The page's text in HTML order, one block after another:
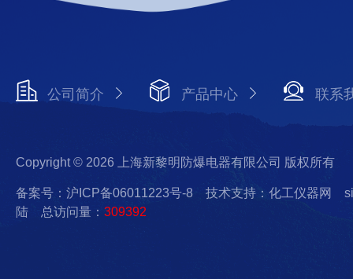
公司简介 产品中心 联系
Copyright © 2026 上海新黎明防爆电器有限公司 版权所有
备案号：沪ICP备06011223号-8 技术支持：化工仪器网
陆 总访问量： 309392